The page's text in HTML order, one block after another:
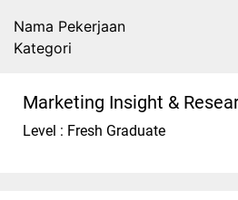
Nama Pekerjaan
Kategori
Marketing Insight &
Level : Fresh Graduate